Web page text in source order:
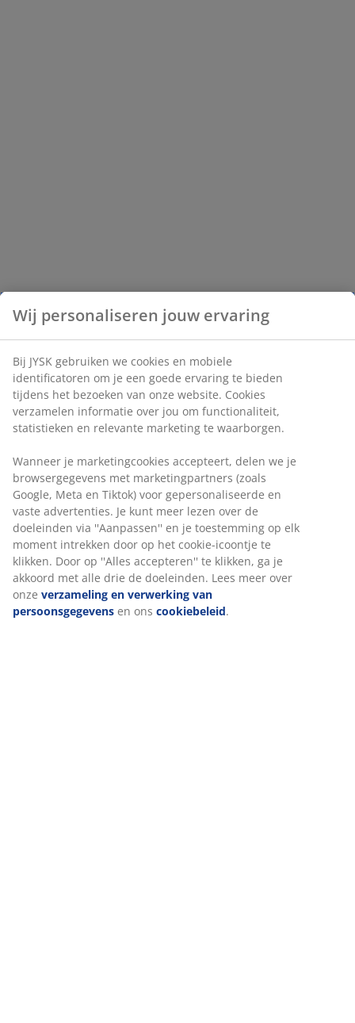
Wij personaliseren jouw ervaring
Bij JYSK gebruiken we cookies en mobiele
identificatoren om je een goede ervaring te bieden
tijdens het bezoeken van onze website. Cookies
verzamelen informatie over jou om functionaliteit,
statistieken en relevante marketing te waarborgen.
Wanneer je marketingcookies accepteert, delen we je
browsergegevens met marketingpartners (zoals
Google, Meta en Tiktok) voor gepersonaliseerde en
vaste advertenties. Je kunt meer lezen over de
doeleinden via ''Aanpassen'' en je toestemming op elk
moment intrekken door op het cookie-icoontje te
klikken. Door op ''Alles accepteren'' te klikken, ga je
akkoord met alle drie de doeleinden. Lees meer over
onze verzameling en verwerking van
persoonsgegevens en ons cookiebeleid.